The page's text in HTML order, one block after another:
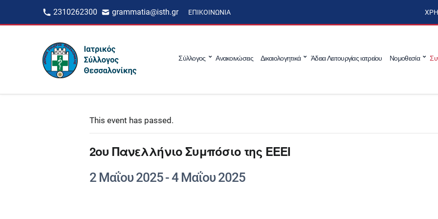
2310262300 grammatia@isth.gr ΕΠΙΚΟΙΝΩΝΊΑ
Σύλλογος Ανακοινώσεις Δικαιολογητικά Άδεια Λειτουργίας ιατρείου Νομοθεσία
This event has passed.
2ου Πανελλήνιο Συμπόσιο της ΕΕΕΙ
2 Μαΐου 2025-4 Μαΐου 2025